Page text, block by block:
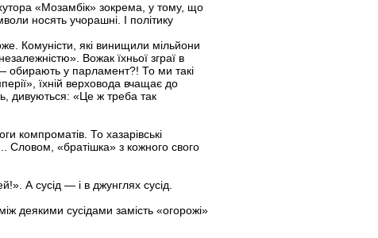
хутора «Мозамбік» зокрема, у тому, що
носять учорашні. І політику
Комуністи, які винищили мільйони
Вожак їхньої зграї в
— обирають у парламент?! То ми такі
їхній верховода вчащає до
дивуються: «Це ж треба так
компроматів. То хазарівські
Словом, «братішка» з кожного свого
А сусід — і в джунглях сусід.
деякими сусідами замість «огорожі»